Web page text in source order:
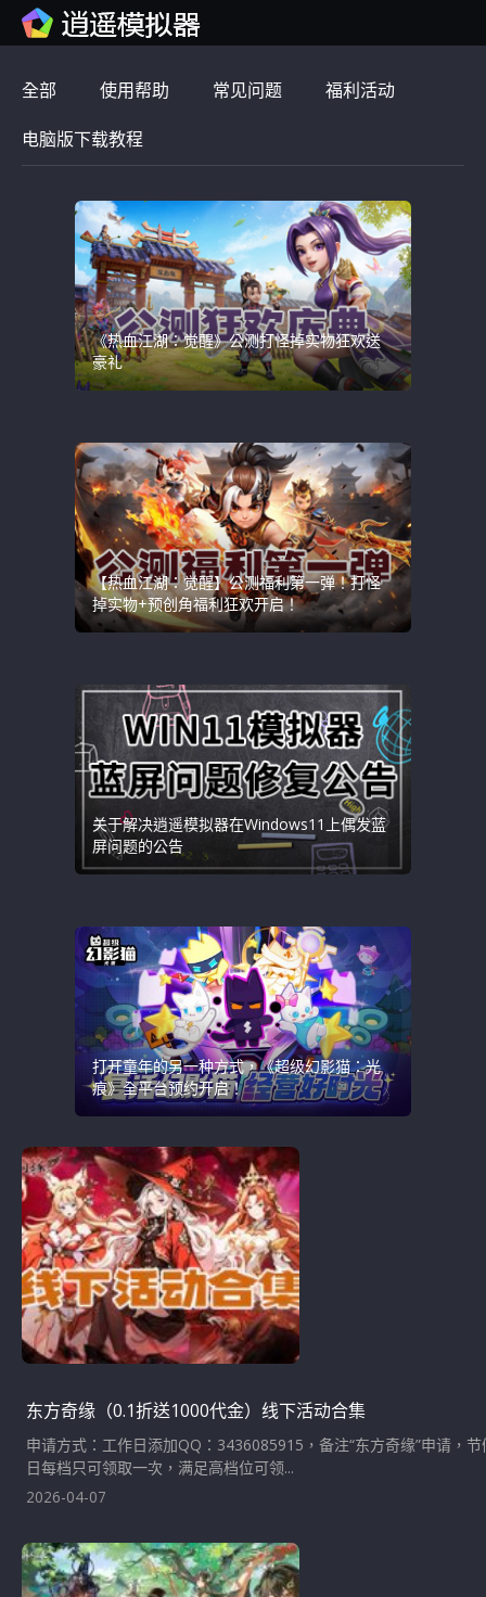
全部 使用帮助 常见问题 福利活动
电脑版下载教程
《热血江湖：觉醒》公测打怪掉实物狂欢送
豪礼
【热血江湖：觉醒】公测福利第一弹！打怪
掉实物+预创角福利狂欢开启！
关于解决逍遥模拟器在Windows11上偶发蓝
屏问题的公告
打开童年的另一种方式，《超级幻影猫：光
痕》全平台预约开启！
东方奇缘（0.1折送1000代金）线下活动合集
申请方式：工作日添加QQ：3436085915，备注“东方奇缘”申请，
日每档只可领取一次，满足高档位可领...
2026-04-07